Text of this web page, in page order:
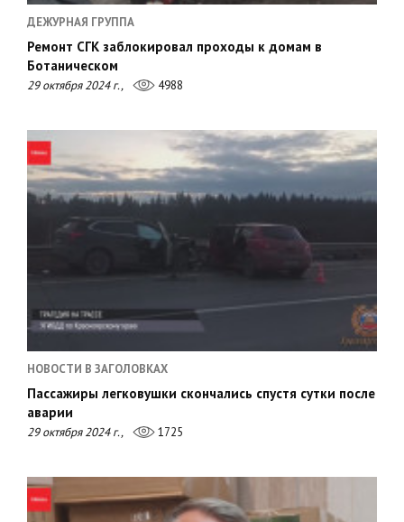
ДЕЖУРНАЯ ГРУППА
Ремонт СГК заблокировал проходы к домам в
Ботаническом
29 октября 2024 г., 4988
НОВОСТИ В ЗАГОЛОВКАХ
Пассажиры легковушки скончались спустя сутки после
аварии
29 октября 2024 г., 1725